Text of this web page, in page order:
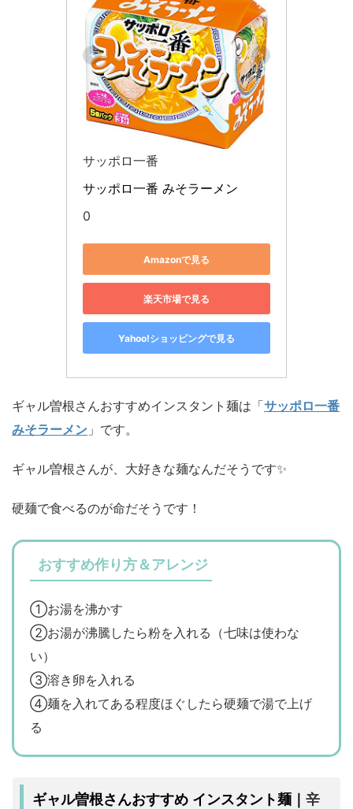
サッポロ一番
サッポロ一番 みそラーメン
0
Amazonで見る
楽天市場で見る
Yahoo!ショッピングで見る
ギャル曽根さんおすすめインスタント麺は「サッポロ一番
みそラーメン 」です。
ギャル曽根さんが、大好きな麺なんだそうです✨
硬麺で食べるのが命だそうです！
おすすめ作り方＆アレンジ
①お湯を沸かす
②お湯が沸騰したら粉を入れる（七味は使わな
い）
③溶き卵を入れる
④麺を入れてある程度ほぐしたら硬麺で湯で上げ
る
ギャル曽根さんおすすめ インスタント麺｜辛